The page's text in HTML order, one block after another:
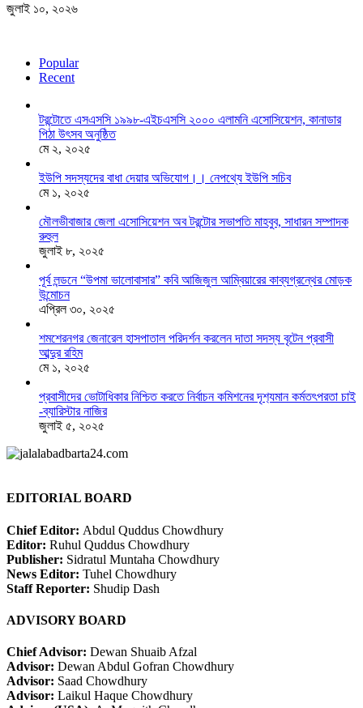
জুলাই ১০, ২০২৬
Popular
Recent
টরন্টোতে এসএসসি ১৯৯৮-এইচএসসি ২০০০ এলামনি এসোসিয়েশন, কানাডার
পিঠা উৎসব অনুষ্ঠিত
মে ২, ২০২৫
ইউপি সদস্যদের বাধা দেয়ার অভিযোগ।। নেপথ্যে ইউপি সচিব
মে ১, ২০২৫
মৌলভীবাজার জেলা এসোসিয়েশন অব টরন্টোর সভাপতি মাহবুব, সাধারন সম্পাদক
রুহুল
জুলাই ৮, ২০২৫
পূর্ব লন্ডনে “উপমা ভালোবাসার” কবি আজিজুল আম্বিয়ারের কাব্যগ্রন্থের মোড়ক
উন্মোচন
এপ্রিল ৩০, ২০২৫
শমশেরনগর জেনারেল হাসপাতাল পরিদর্শন করলেন দাতা সদস্য বৃটেন প্রবাসী
আব্দুর রহিম
মে ১, ২০২৫
প্রবাসীদের ভোটাধিকার নিশ্চিত করতে নির্বাচন কমিশনের দৃশ‍্যমান কর্মতৎপরতা চাই
-ব্যারিস্টার নাজির
জুলাই ৫, ২০২৫
EDITORIAL BOARD
Chief Editor: Abdul Quddus Chowdhury
Editor: Ruhul Quddus Chowdhury
Publisher: Sidratul Muntaha Chowdhury
News Editor: Tuhel Chowdhury
Staff Reporter: Shudip Dash
ADVISORY BOARD
Chief Advisor: Dewan Shuaib Afzal
Advisor: Dewan Abdul Gofran Chowdhury
Advisor: Saad Chowdhury
Advisor: Laikul Haque Chowdhury